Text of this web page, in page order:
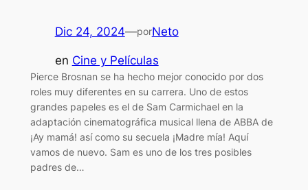
Dic 24, 2024—porNeto
en Cine y Películas
Pierce Brosnan se ha hecho mejor conocido por dos
roles muy diferentes en su carrera. Uno de estos
grandes papeles es el de Sam Carmichael en la
adaptación cinematográfica musical llena de ABBA de
¡Ay mamá! así como su secuela ¡Madre mía! Aquí
vamos de nuevo. Sam es uno de los tres posibles
padres de…